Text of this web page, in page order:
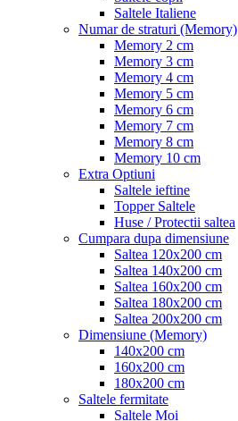
Saltele Italiene
Numar de straturi (Memory)
Memory 2 cm
Memory 3 cm
Memory 4 cm
Memory 5 cm
Memory 6 cm
Memory 7 cm
Memory 8 cm
Memory 10 cm
Extra Optiuni
Saltele ieftine
Topper Saltele
Huse / Protectii saltea
Cumpara dupa dimensiune
Saltea 120x200 cm
Saltea 140x200 cm
Saltea 160x200 cm
Saltea 180x200 cm
Saltea 200x200 cm
Dimensiune (Memory)
140x200 cm
160x200 cm
180x200 cm
Saltele fermitate
Saltele Moi